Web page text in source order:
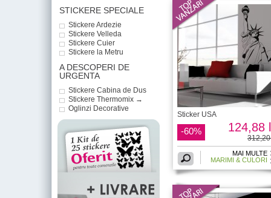
STICKERE SPECIALE
Stickere Ardezie
Stickere Velleda
Stickere Cuier
Stickere la Metru
A DESCOPERI DE
URGENTA
Stickere Cabina de Dus
Stickere Thermomix →
Oglinzi Decorative
Sticker USA
-60% 124,88
MAI MULTE
MARIMI & CULORI